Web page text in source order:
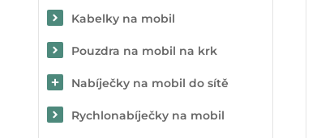
Kabelky na mobil
Pouzdra na mobil na krk
Nabíječky na mobil do sítě
Rychlonabíječky na mobil